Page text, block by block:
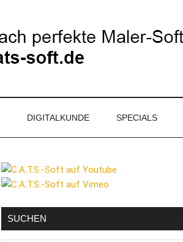
DIGITALKUNDE SPECIALS
Seitenspalte
SUCHEN